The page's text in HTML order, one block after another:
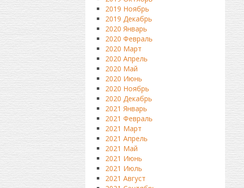
2019 Ноябрь
2019 Декабрь
2020 Январь
2020 Февраль
2020 Март
2020 Апрель
2020 Май
2020 Июнь
2020 Ноябрь
2020 Декабрь
2021 Январь
2021 Февраль
2021 Март
2021 Апрель
2021 Май
2021 Июнь
2021 Июль
2021 Август